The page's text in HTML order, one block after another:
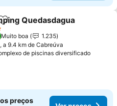
Adicionar aos favoritos
Quedasdagua
Muito boa
1.235
a 9.4 km de Cabreúva
de piscinas diversificado
preços